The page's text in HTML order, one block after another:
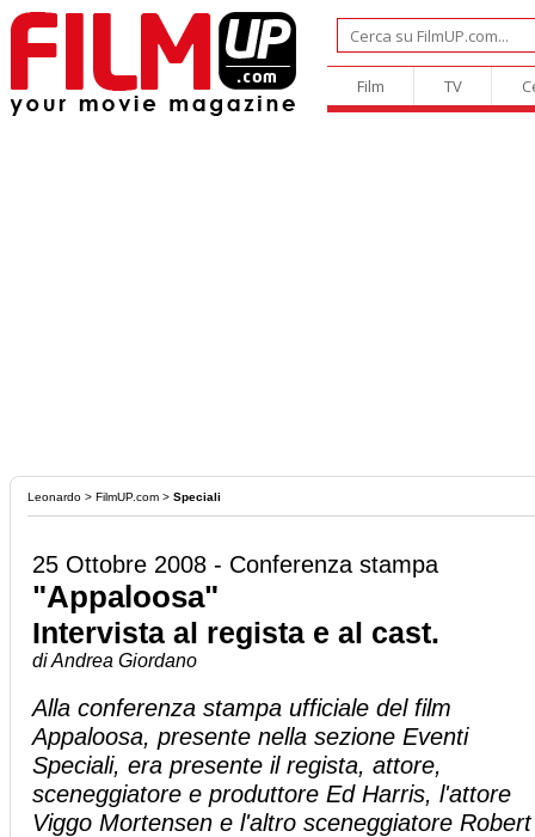
Film TV
Leonardo > FilmUP.com > Speciali
25 Ottobre 2008 - Conferenza stampa
"Appaloosa"
Intervista al regista e al cast.
di Andrea Giordano
Alla conferenza stampa ufficiale del film
Appaloosa, presente nella sezione Eventi
Speciali, era presente il regista, attore,
sceneggiatore e produttore Ed Harris, l'attore
Viggo Mortensen e l'altro sceneggiatore